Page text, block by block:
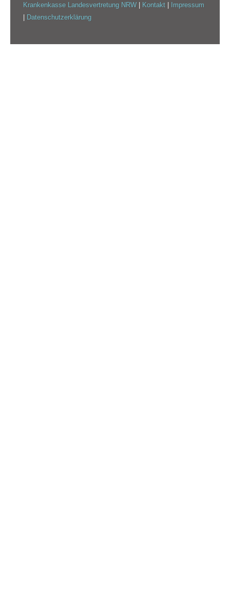
Krankenkasse Landesvertretung NRW | Kontakt | Impressum
| Datenschutzerklärung